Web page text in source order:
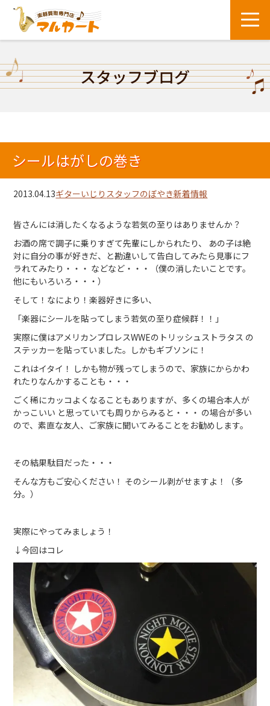
スタッフブログ
シールはがしの巻き
2013.04.13ギターいじり スタッフのぼやき新着情報
皆さんには消したくなるような若気の至りはありませんか？
お酒の席で調子に乗りすぎて先輩にしかられたり、 あの子は絶
対に自分の事が好きだ、と勘違いして告白してみたら見事にフ
ラれてみたり・・・ などなど・・・（僕の消したいことです。
他にもいろいろ・・・）
そして！なにより！楽器好きに多い、
「楽器にシールを貼ってしまう若気の至り症候群！！」
実際に僕はアメリカンプロレスWWEのトリッシュストラタス の
ステッカーを貼っていました。しかもギブソンに！
これはイタイ！ しかも物が残ってしまうので、家族にからかわ
れたりなんかすることも・・・
ごく稀にカッコよくなることもありますが、多くの場合本人が
かっこいい と思っていても周りからみると・・・ の場合が多い
ので、素直な友人、ご家族に聞いてみることをお勧めします。
その結果駄目だった・・・
そんな方もご安心ください！ そのシール剥がせますよ！（多
分。）
実際にやってみましょう！
↓今回はコレ